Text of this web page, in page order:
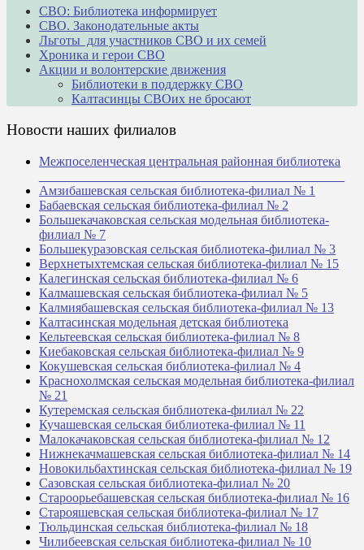
СВО: Библиотека информирует
СВО. Законодательные акты
Льготы для участников СВО и их семей
Хроника и герои СВО
Акции и волонтерские движения
Библиотеки в поддержку СВО
Калтасинцы СВОих не бросают
Новости наших филиалов
Межпоселенческая центральная районная библиотека
Амзибашевская сельская библиотека-филиал № 1
Бабаевская сельская библиотека-филиал № 2
Большекачаковская сельская модельная библиотека-
филиал № 7
Большекуразовская сельская библиотека-филиал № 3
Верхнетыхтемская сельская библиотека-филиал № 15
Калегинская сельская библиотека-филиал № 6
Калмашевская сельская библиотека-филиал № 5
Калмиябашевская сельская библиотека-филиал № 13
Калтасинская модельная детская библиотека
Кельтеевская сельская библиотека-филиал № 8
Киебаковская сельская библиотека-филиал № 9
Кокушевская сельская библиотека-филиал № 4
Краснохолмская сельская модельная библиотека-филиал
№ 21
Кутеремская сельская библиотека-филиал № 22
Кучашевская сельская библиотека-филиал № 11
Малокачаковская сельская библиотека-филиал № 12
Нижнекачмашевская сельская библиотека-филиал № 14
Новокильбахтинская сельская библиотека-филиал № 19
Сазовская сельская библиотека-филиал № 20
Староорьебашевская сельская библиотека-филиал № 16
Старояшевская сельская библиотека-филиал № 17
Тюльдинская сельская библиотека-филиал № 18
Чилибеевская сельская библиотека-филиал № 10